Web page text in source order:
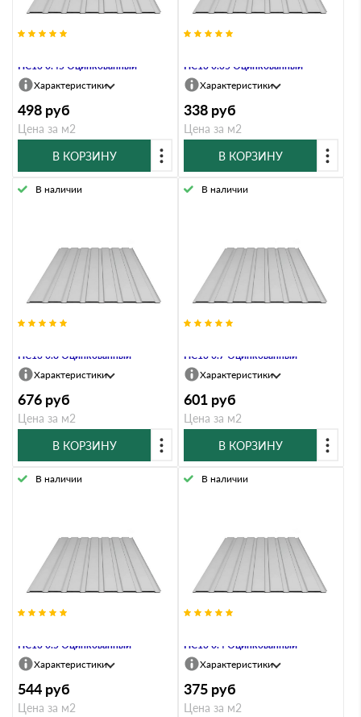
HC13 0.45 Оцинкованный
Характеристики
498 руб
Цена за м2
В КОРЗИНУ
HC13 0.35 Оцинкованный
Характеристики
338 руб
Цена за м2
В КОРЗИНУ
HC13 0.8 Оцинкованный
В наличии
Характеристики
676 руб
Цена за м2
В КОРЗИНУ
HC13 0.7 Оцинкованный
В наличии
Характеристики
601 руб
Цена за м2
В КОРЗИНУ
HC13 0.5 Оцинкованный
В наличии
Характеристики
544 руб
Цена за м2
HC13 0.4 Оцинкованный
В наличии
Характеристики
375 руб
Цена за м2